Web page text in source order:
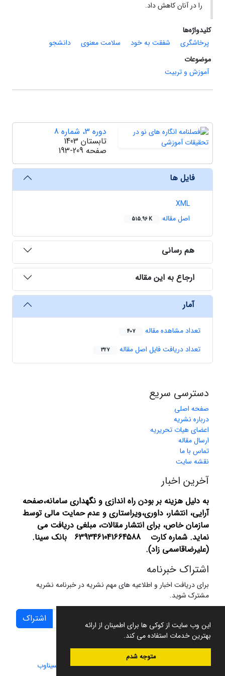
این وب سایت از کوکی ها برای اطمینان از ارائه
بهترین خدمات استفاده می کند.
متوجه شدم
را در آنان کاهش داد.
کلیدواژه‌ها
پرخاشگری
شفقت به خود سلامت معنوی
دانشجو
موضوعات
آموزش و تربیت
دوره 3، شماره 8
تابستان 1403
صفحه 193-209
فایل ها
XML
اصل مقاله
515.96 K
هم رسانی
ارجاع به این مقاله
آمار
تعداد مشاهده مقاله 407
تعداد دریافت فایل اصل مقاله 327
دسترسی سریع
صفحه اصلی
درباره نشریه
اعضای هیات تحریریه
ارسال مقاله
تماس با ما
نقشه سایت
آخرین اخبار
به دلیل هزینه بر بودن راه اندازی و نگهداری سامانه،صفحه
آرایی، انتشار، داوری،ویراستاری و عدم حمایت مالی توسط
سازمان خاص، برای انتشار مقالات، مبلغی دریافت می
نماید.
شماره کارت 6393461041664588 بانک سینا.
(علیرضاقاسمی زاد).
اشتراک خبرنامه
برای دریافت اخبار و اطلاعیه های مهم نشریه در خبرنامه نشریه
مشترک شوید.
اشتراک
سامانه مدیریت نشریات علمی.طراحی و پیاده سازی از سیناوب